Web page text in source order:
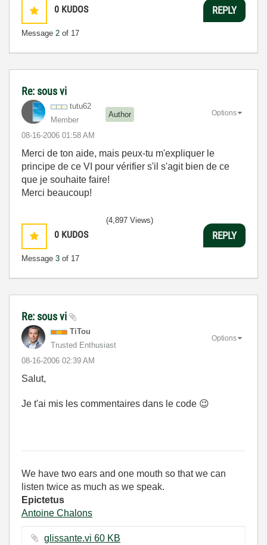
0 KUDOS
Message 2 of 17
REPLY
Re: sous vi
tutu62
Member
Author
‎08-16-2006 01:58 AM
Options
Merci de ton aide, mais peux-tu m'expliquer le
principe de ce VI pour vérifier s'il s'agit bien de ce
que je souhaite faire!
Merci beaucoup!
0 KUDOS
Message 3 of 17
(4,897 Views)
REPLY
Re: sous vi
TiTou
Trusted Enthusiast
‎08-16-2006 02:39 AM
Options
Salut,
Je t'ai mis les commentaires dans le code 😉
We have two ears and one mouth so that we can
listen twice as much as we speak.
Epictetus
Antoine Chalons
glissante.vi ‏60 KB